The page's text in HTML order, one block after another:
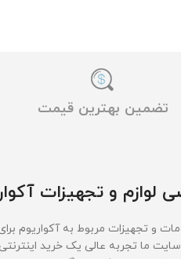
تضمین بهترین قیمت
و تجهیزات
و تجهیزات مربوط به آکواریوم
ما تجربه عالی یک خرید